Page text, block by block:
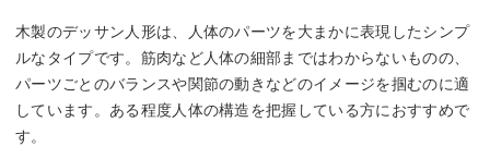
木製のデッサン人形は、人体のパーツを大まかに表現したシンプ
ルなタイプです。筋肉など人体の細部まではわからないものの、
パーツごとのバランスや関節の動きなどのイメージを掴むのに適
しています。ある程度人体の構造を把握している方におすすめで
す。